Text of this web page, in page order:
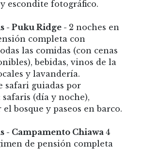
escondite fotográfico.
- Puku Ridge - 2 noches en
completa con
las comidas (con cenas
bebidas, vinos de la
y lavandería.
safari guiadas por
(día y noche),
bosque y paseos en barco.
- Campamento Chiawa 4
de pensión completa